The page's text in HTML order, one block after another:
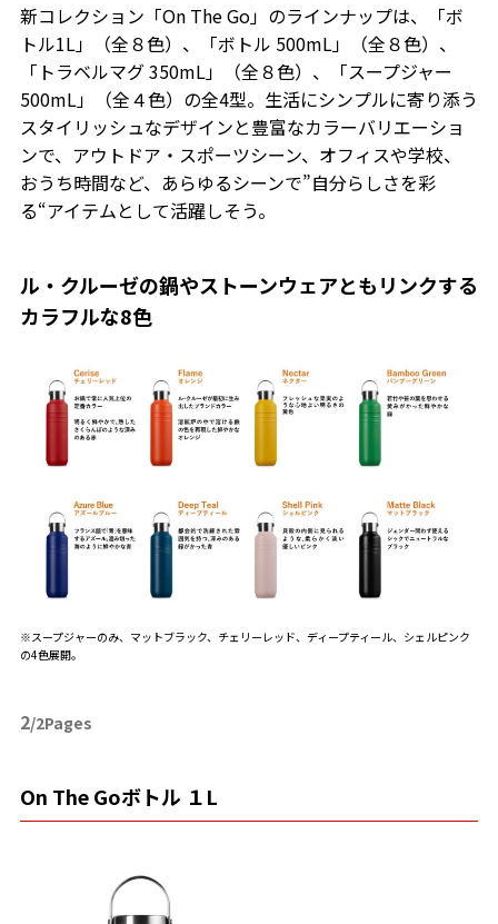
新コレクション「On The Go」のラインナップは、「ボ
トル1L」（全８色）、「ボトル 500mL」（全８色）、
「トラベルマグ 350mL」（全８色）、「スープジャー
500mL」（全４色）の全4型。生活にシンプルに寄り添う
スタイリッシュなデザインと豊富なカラーバリエーショ
ンで、アウトドア・スポーツシーン、オフィスや学校、
おうち時間など、あらゆるシーンで”自分らしさを彩
る“アイテムとして活躍しそう。
ル・クルーゼの鍋やストーンウェアともリンクする
カラフルな8色
※スープジャーのみ、マットブラック、チェリーレッド、ディープティール、シェルピンク
の4色展開。
2/2Pages
On The Goボトル １L